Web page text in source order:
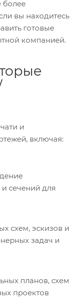
более
вы находитесь
готовые
компанией.
и
включая:
сечений для
схем, эскизов и
задач и
планов, схем
проектов